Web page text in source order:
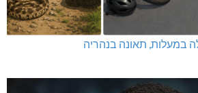
במעלות, תאונה בנהריה